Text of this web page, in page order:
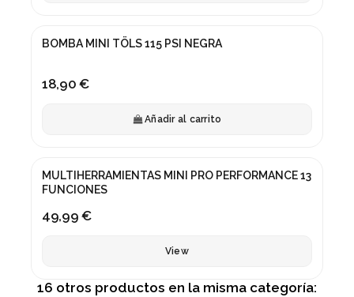
BOMBA MINI TÖLS 115 PSI NEGRA
18,90 €
Añadir al carrito
MULTIHERRAMIENTAS MINI PRO PERFORMANCE 13
FUNCIONES
49,99 €
View
16 otros productos en la misma categoría: